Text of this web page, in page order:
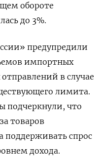
обороте
до 3%.
предупредили
импортных
в случае
лимита.
подчеркнули, что
товаров
поддерживать спрос
дохода.